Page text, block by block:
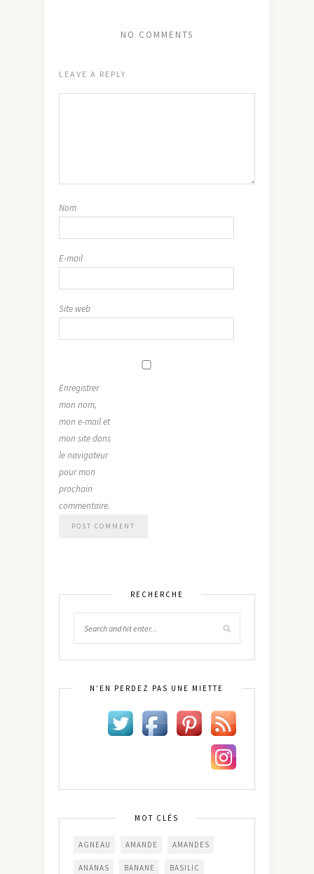
NO COMMENTS
LEAVE A REPLY
Nom
E-mail
Site web
Enregistrer
mon nom,
mon e-mail et
mon site dans
le navigateur
pour mon
prochain
commentaire.
RECHERCHE
N’EN PERDEZ PAS UNE MIETTE
MOT CLÉS
AGNEAU AMANDE AMANDES
ANANAS BANANE BASILIC